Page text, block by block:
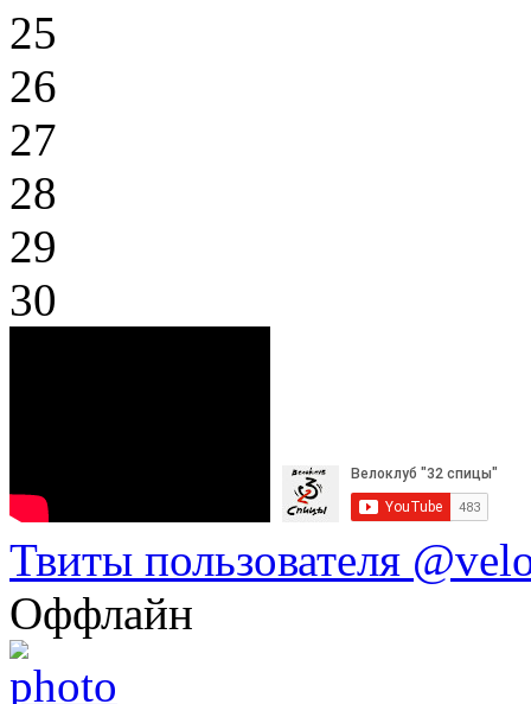
25
26
27
28
29
30
Твиты пользователя
Оффлайн